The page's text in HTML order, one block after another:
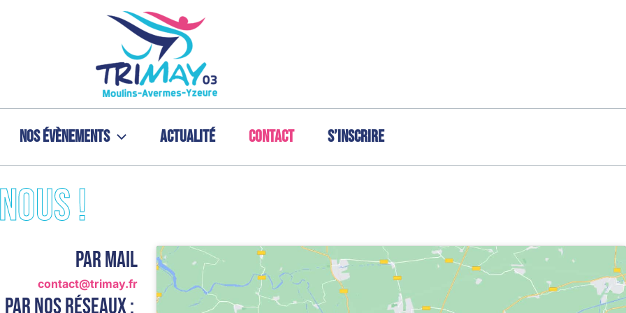
Nos évènements Actualité Contact S’inscrire
!
Par Mail
contact@trimay.fr
Par nos réseaux :